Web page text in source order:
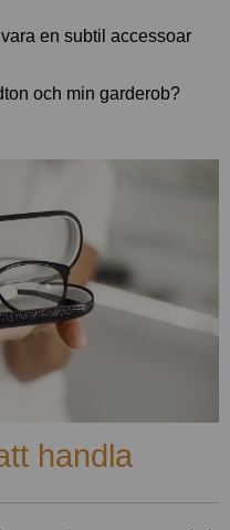
en subtil accessoar
och min garderob?
handla